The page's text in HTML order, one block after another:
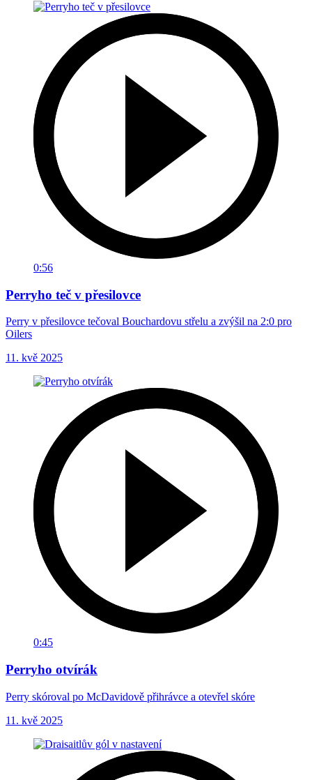
0:56
Perryho teč v přesilovce
Perry v přesilovce tečoval Bouchardovu střelu a zvýšil na 2:0 pro
Oilers
11. kvě 2025
0:45
Perryho otvírák
Perry skóroval po McDavidově přihrávce a otevřel skóre
11. kvě 2025